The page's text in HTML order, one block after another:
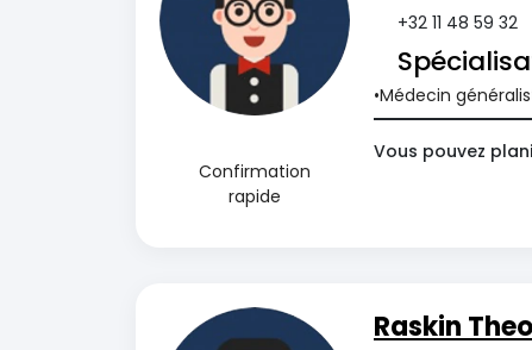
Confirmation
rapide
+32 11 48 59 32
Médecin
Vous pouvez
Raskin Theo